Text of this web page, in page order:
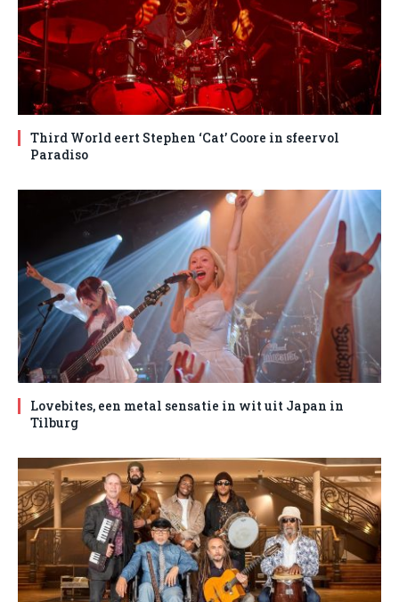
Third World eert Stephen ‘Cat’ Coore in sfeervol
Paradiso
Lovebites, een metal sensatie in wit uit Japan in
Tilburg